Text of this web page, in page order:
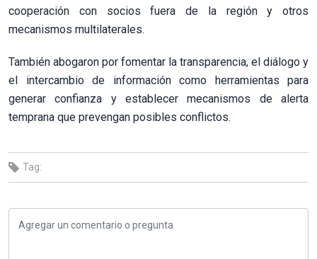
cooperación con socios fuera de la región y otros
mecanismos multilaterales.
También abogaron por fomentar la transparencia, el diálogo y
el intercambio de información como herramientas para
generar confianza y establecer mecanismos de alerta
temprana que prevengan posibles conflictos.
Tag: